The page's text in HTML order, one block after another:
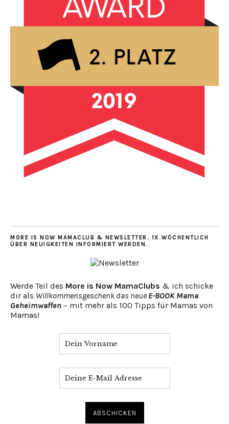
MORE IS NOW MAMACLUB & NEWSLETTER. 1X WÖCHENTLICH
ÜBER NEUIGKEITEN INFORMIERT WERDEN.
Werde Teil des More is Now MamaClubs & ich schicke
dir als Willkommensgeschenk das neue E-BOOK Mama
Geheimwaffen – mit mehr als 100 Tipps für Mamas von
Mamas!